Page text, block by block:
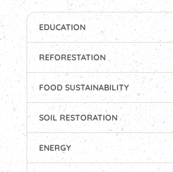
EDUCATION
REFORESTATION
FOOD SUSTAINABILITY
SOIL RESTORATION
ENERGY